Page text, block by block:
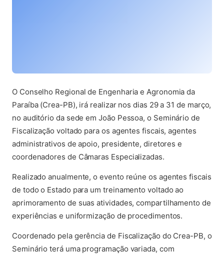
O Conselho Regional de Engenharia e Agronomia da
Paraíba (Crea-PB), irá realizar nos dias 29 a 31 de março,
no auditório da sede em João Pessoa, o Seminário de
Fiscalização voltado para os agentes fiscais, agentes
administrativos de apoio, presidente, diretores e
coordenadores de Câmaras Especializadas.
Realizado anualmente, o evento reúne os agentes fiscais
de todo o Estado para um treinamento voltado ao
aprimoramento de suas atividades, compartilhamento de
experiências e uniformização de procedimentos.
Coordenado pela gerência de Fiscalização do Crea-PB, o
Seminário terá uma programação variada, com